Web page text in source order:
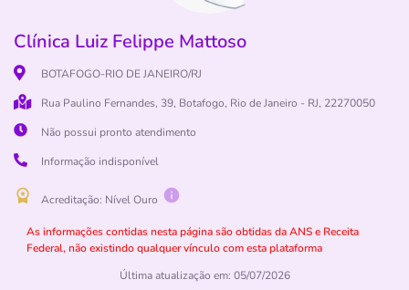
Clínica Luiz Felippe Mattoso
BOTAFOGO-RIO DE JANEIRO/RJ
Rua Paulino Fernandes, 39, Botafogo, Rio de Janeiro - RJ, 22270050
Não possui pronto atendimento
Informação indisponível
Acreditação: NívelOuro
As informações contidas nesta página são obtidas da ANS e Receita
Federal, não existindo qualquer vínculo com esta plataforma
Última atualização em: 05/07/2026